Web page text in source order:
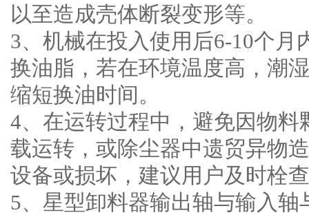
以至造成壳体断裂变形等。
3、机械在投入使用后6-10个
换油脂，若在环境温度高，潮
缩短换油时间。
4、在运转过程中，避免因物
载运转，或除尘器中遗贸异物
设备或损坏，建议用户及时栓
5、星型卸料器输出轴与输入